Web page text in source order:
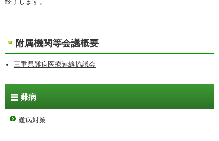
附属機関等会議概要
三重県難病医療連絡協議会
難病
難病対策